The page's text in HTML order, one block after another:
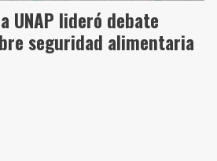
UNAP lideró debate
seguridad alimentaria